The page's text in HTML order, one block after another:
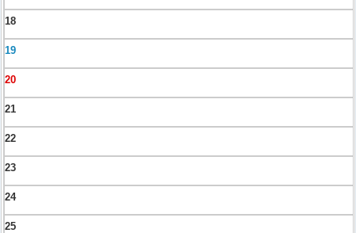
18
19
20
21
22
23
24
25